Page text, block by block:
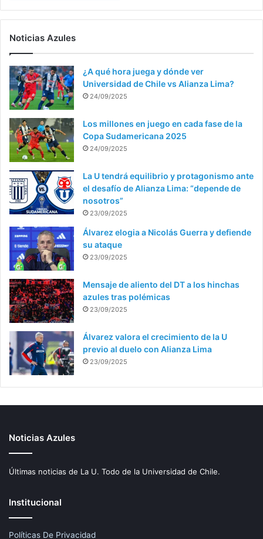
Noticias Azules
¿A qué hora juega y dónde ver
Universidad de Chile vs Alianza Lima?
24/09/2025
Los millones en juego en cada fase de la
Copa Sudamericana 2025
24/09/2025
La U tendrá equilibrio y protagonismo ante
el desafío de Alianza Lima: “depende de
nosotros”
23/09/2025
Álvarez elogia a Nicolás Guerra y defiende
su ataque
23/09/2025
Mensaje de aliento del DT a los hinchas
azules tras polémicas
23/09/2025
Álvarez valora el crecimiento de la U
previo al duelo con Alianza Lima
23/09/2025
Noticias Azules
Últimas noticias de La U. Todo de la Universidad de Chile.
Institucional
Políticas De Privacidad